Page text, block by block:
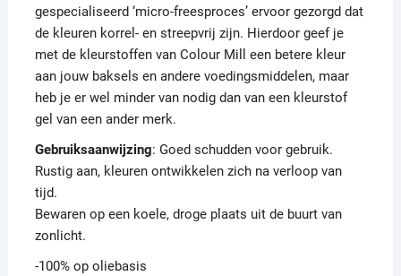
gespecialiseerd ‘micro-freesproces’ ervoor gezorgd dat
de kleuren korrel- en streepvrij zijn. Hierdoor geef je
met de kleurstoffen van Colour Mill een betere kleur
aan jouw baksels en andere voedingsmiddelen, maar
heb je er wel minder van nodig dan van een kleurstof
gel van een ander merk.
Gebruiksaanwijzing: Goed schudden voor gebruik.
Rustig aan, kleuren ontwikkelen zich na verloop van
tijd.
Bewaren op een koele, droge plaats uit de buurt van
zonlicht.
-100% op oliebasis